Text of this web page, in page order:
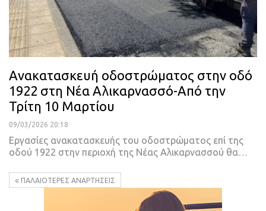
Ανακατασκευή οδοστρώματος στην οδό
1922 στη Νέα Αλικαρνασσό-Από την
Τρίτη 10 Μαρτίου
09/03/2026 20:18
Εργασίες ανακατασκευής του οδοστρώματος επί της
οδού 1922 στην περιοχή της Νέας Αλικαρνασσού θα…
ΠΑΛΑΙΌΤΕΡΕΣ ΑΝΑΡΤΉΣΕΙΣ